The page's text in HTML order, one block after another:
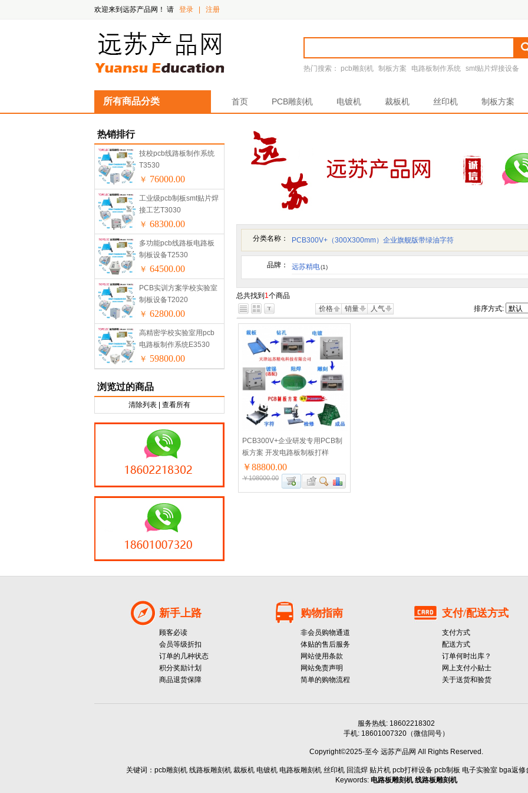
欢迎来到远苏产品网！ 请 登录 注册
热门搜索： pcb雕刻机 制板方案 电路板制作系统 smt贴片焊接设备
所有商品分类 首页 PCB雕刻机 电镀机 裁板机 丝印机 制板方案
热销排行
技校pcb线路板制作系统
T3530
￥ 76000.00
工业级pcb制板smt贴片焊
接工艺T3030
￥ 68300.00
多功能pcb线路板电路板
制板设备T2530
￥ 64500.00
PCB实训方案学校实验室
制板设备T2020
￥ 62800.00
高精密学校实验室用pcb
电路板制作系统E3530
￥ 59800.00
浏览过的商品
清除列表 查看所有
分类名称： PCB300V+（300X300mm）企业旗舰版带绿油字符
品牌： 远苏精电(1)
总共找到 1个商品
价格
销量 人气 排序方式:
PCB300V+企业研发专用PCB制
板方案 开发电路板制板打样
￥88800.00
￥108000.00
新手上路
顾客必读
会员等级折扣
订单的几种状态
积分奖励计划
商品退货保障
购物指南
非会员购物通道
体贴的售后服务
网站使用条款
网站免责声明
简单的购物流程
支付/配送方式
支付方式
配送方式
订单何时出库？
网上支付小贴士
关于送货和验货
服务热线: 18602218302
手机: 18601007320（微信同号）
Copyright©2025-至今 远苏产品网 All Rights Reserved.
关键词：pcb雕刻机 线路板雕刻机 裁板机 电镀机 电路板雕刻机 丝印机 回流焊 贴片机 pcb打样设备 pcb制板 电子实验室 bga返
Keywords: 电路板雕刻机 线路板雕刻机